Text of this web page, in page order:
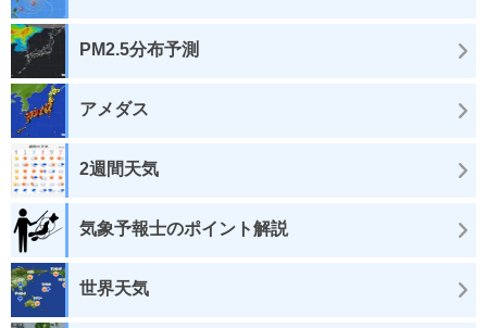
PM2.5分布予測
アメダス
2週間天気
気象予報士のポイント解説
世界天気